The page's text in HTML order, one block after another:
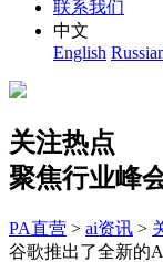
联系我们
中文
English
关注热点
聚焦行业峰
PA直营 > ai资讯 >
谷歌推出了全新的